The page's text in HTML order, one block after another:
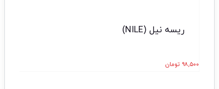
ریسه نیل (NILE)
۹۸,۵۰۰ تومان